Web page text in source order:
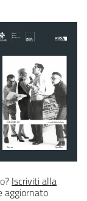
Iscriviti alla
aggiornato